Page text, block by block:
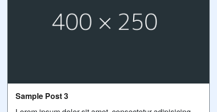
Sample Post 3